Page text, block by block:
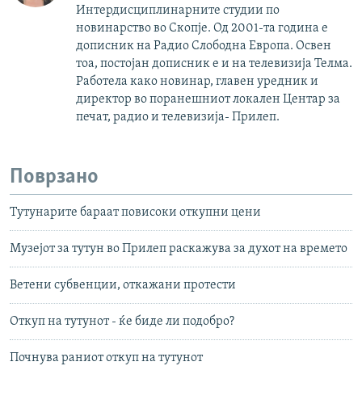
Интердисциплинарните студии по
новинарство во Скопје. Од 2001-та година е
дописник на Радио Слободна Европа. Освен
тоа, постојан дописник е и на телевизија Телма.
Работела како новинар, главен уредник и
директор во поранешниот локален Центар за
печат, радио и телевизија- Прилеп.
Поврзано
Тутунарите бараат повисоки откупни цени
Музејот за тутун во Прилеп раскажува за духот на времето
Ветени субвенции, откажани протести
Откуп на тутунот - ќе биде ли подобро?
Почнува раниот откуп на тутунот